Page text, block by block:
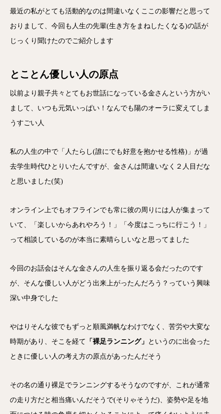
最近の私がとても活動的なのは間違いなくここの影響だと思って
おりまして、今回も人生の先輩(生き方をまねしたくなる)の話が
じっくり聞けたのでご紹介します
とことん優しい人の原点
以前より親子共々とてもお世話になっている金さんという方がい
まして、いつも元気いっぱい！なんでも陽のオーラに変えてしま
うすごい人
私の人生の中で「人たらし(誰にでも好意を抱かせる性格)」が過
去学生時代ひとりいたんですが、金さんは間違いなく２人目だな
と思いました(笑)
オンライン上でもオフラインでも常に彼の周りには人が集まって
いて、「楽しいからあれやろう！」「今度はこっちに行こう！」
って相談しているのが本当に素晴らしいなと思ってました
今回のお話会はそんな金さんの人生を振り返る会だったのです
が、そんな優しい人がどう出来上がったんだろう？っていう興味
深い中身でした
やはりそんな彼でもずっと順風満帆なわけでなく、苦労や大変な
時期があり、そこを経て 「裸足ランニング」 というのに出会った
ときに優しい人の考え方の原点があったんだそう
その名の通り裸足でランニングするそうなのですが、これが通常
の走り方だと相当痛いんだそうで(そりゃそうだ)、姿勢や足を地